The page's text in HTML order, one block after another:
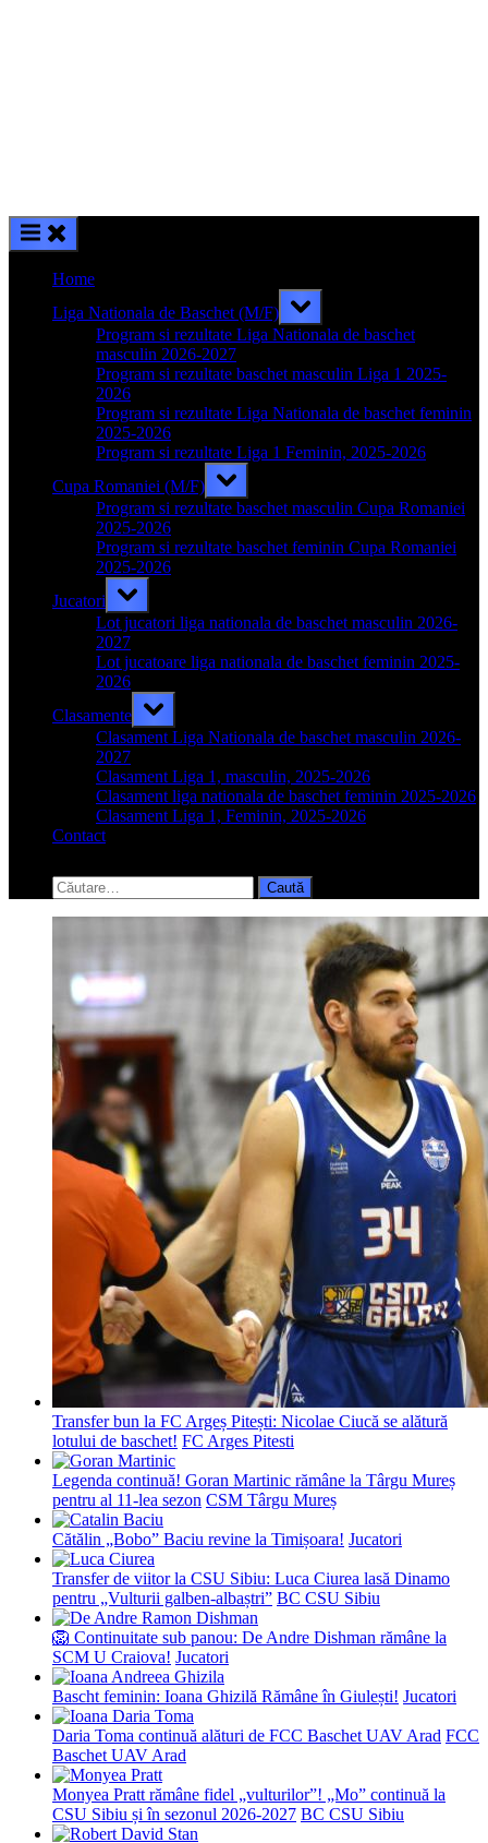
Home
Liga Nationala de Baschet (M/F)
Toggle
sub-
menu
Program si rezultate Liga Nationala de baschet
masculin 2026-2027
Program si rezultate baschet masculin Liga 1 2025-
2026
Program si rezultate Liga Nationala de baschet feminin
2025-2026
Program si rezultate Liga 1 Feminin, 2025-2026
Cupa Romaniei (M/F)
Toggle
sub-
menu
Program si rezultate baschet masculin Cupa Romaniei
2025-2026
Program si rezultate baschet feminin Cupa Romaniei
2025-2026
Jucatori
Toggle
sub-
menu
Lot jucatori liga nationala de baschet masculin 2026-
2027
Lot jucatoare liga nationala de baschet feminin 2025-
2026
Clasamente
Toggle
sub-
menu
Clasament Liga Nationala de baschet masculin 2026-
2027
Clasament Liga 1, masculin, 2025-2026
Clasament liga nationala de baschet feminin 2025-2026
Clasament Liga 1, Feminin, 2025-2026
Contact
search
form
Caută
după:
Transfer bun la FC Argeș Pitești: Nicolae Ciucă se alătură
lotului de baschet! FC Arges Pitesti
Legenda continuă! Goran Martinic rămâne la Târgu Mureș
pentru al 11-lea sezon CSM Târgu Mureș
Cătălin „Bobo” Baciu revine la Timișoara! Jucatori
Transfer de viitor la CSU Sibiu: Luca Ciurea lasă Dinamo
pentru „Vulturii galben-albaștri” BC CSU Sibiu
🦁 Continuitate sub panou: De Andre Dishman rămâne la
SCM U Craiova! Jucatori
Bascht feminin: Ioana Ghizilă Rămâne în Giulești! Jucatori
Daria Toma continuă alături de FCC Baschet UAV Arad FCC
Baschet UAV Arad
Monyea Pratt rămâne fidel „vulturilor”! „Mo” continuă la
CSU Sibiu și în sezonul 2026-2027 BC CSU Sibiu